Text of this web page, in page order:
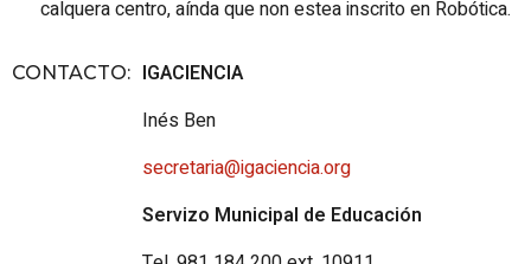
calquera centro, aínda que non estea inscrito en Robótica.
CONTACTO: IGACIENCIA
Inés Ben
secretaria@igaciencia.org
Servizo Municipal de Educación